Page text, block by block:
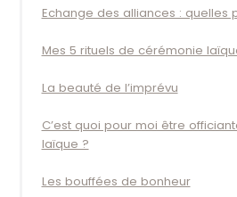
Echange des alliances : quelles
Mes 5 rituels de cérémonie
La beauté de l’imprévu
C’est quoi pour moi être
laïque ?
Les bouffées de bonheur